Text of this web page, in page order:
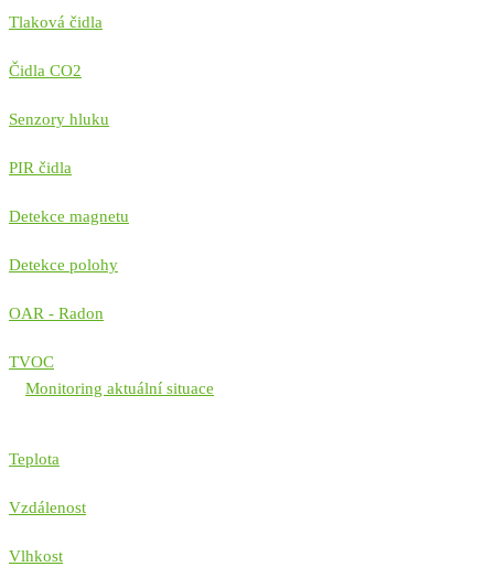
Tlaková čidla
Čidla CO2
Senzory hluku
PIR čidla
Detekce magnetu
Detekce polohy
OAR - Radon
TVOC
Monitoring aktuální situace
Teplota
Vzdálenost
Vlhkost